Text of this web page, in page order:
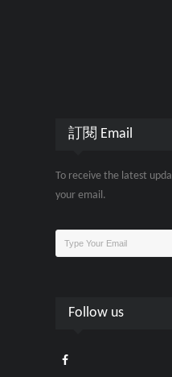
訂閱 Email
To receive the latest
your email.
Follow us